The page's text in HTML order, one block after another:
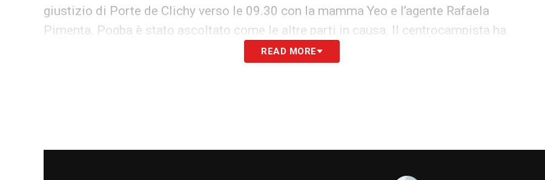
giustizio di Porte de Clichy verso le 09.30 con la mamma Yeo e l’agente Rafaela
Pimenta. Pogba è stato ascoltato come le altre parti in causa. Il centrocampista ha
subito violenze e minacce, gli indagati invece hanno ridimensionato i
READ MORE